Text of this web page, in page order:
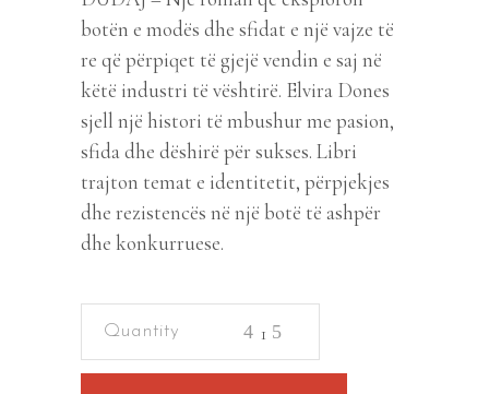
botën e modës dhe sfidat e një vajze të
re që përpiqet të gjejë vendin e saj në
këtë industri të vështirë. Elvira Dones
sjell një histori të mbushur me pasion,
sfida dhe dëshirë për sukses. Libri
trajton temat e identitetit, përpjekjes
dhe rezistencës në një botë të ashpër
dhe konkurruese.
vishen